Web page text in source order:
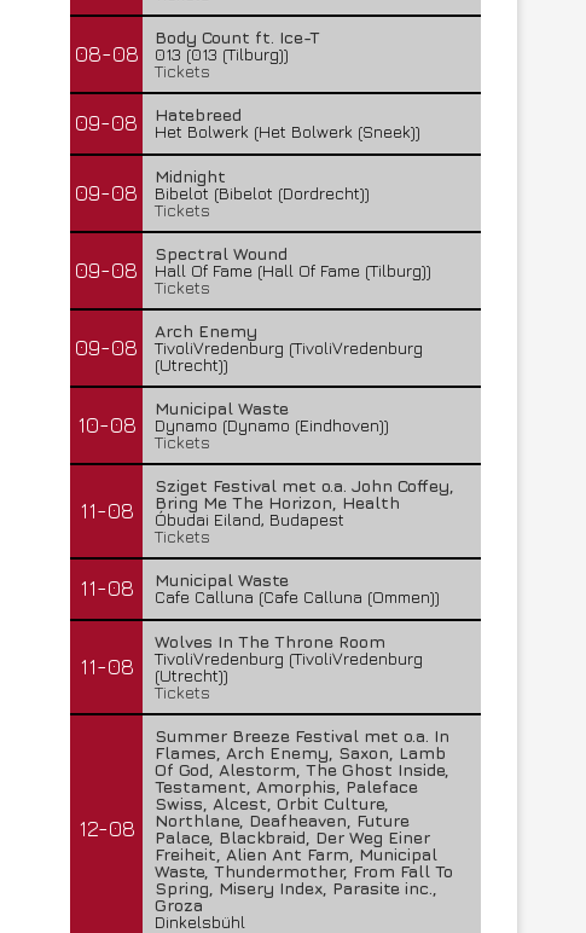
08-08
Body Count ft. Ice-T
013 (013 (Tilburg))
Tickets
09-08
Hatebreed
Het Bolwerk (Het Bolwerk (Sneek))
09-08
Midnight
Bibelot (Bibelot (Dordrecht))
Tickets
09-08
Spectral Wound
Hall Of Fame (Hall Of Fame (Tilburg))
Tickets
09-08
Arch Enemy
TivoliVredenburg (TivoliVredenburg
(Utrecht))
10-08
Municipal Waste
Dynamo (Dynamo (Eindhoven))
Tickets
11-08
Sziget Festival met o.a. John Coffey,
Bring Me The Horizon, Health
Óbudai Eiland, Budapest
Tickets
11-08
Municipal Waste
Cafe Calluna (Cafe Calluna (Ommen))
11-08
Wolves In The Throne Room
TivoliVredenburg (TivoliVredenburg
(Utrecht))
Tickets
12-08
Summer Breeze Festival met o.a. In
Flames, Arch Enemy, Saxon, Lamb
Of God, Alestorm, The Ghost Inside,
Testament, Amorphis, Paleface
Swiss, Alcest, Orbit Culture,
Northlane, Deafheaven, Future
Palace, Blackbraid, Der Weg Einer
Freiheit, Alien Ant Farm, Municipal
Waste, Thundermother, From Fall To
Spring, Misery Index, Parasite inc.,
Groza
Dinkelsbühl